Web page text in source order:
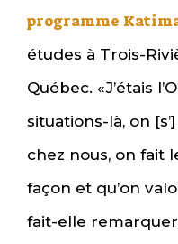
programme
études à Trois-
Québec. «J’étais
situations-là, on
chez nous, on fait
façon et qu’on
fait-elle